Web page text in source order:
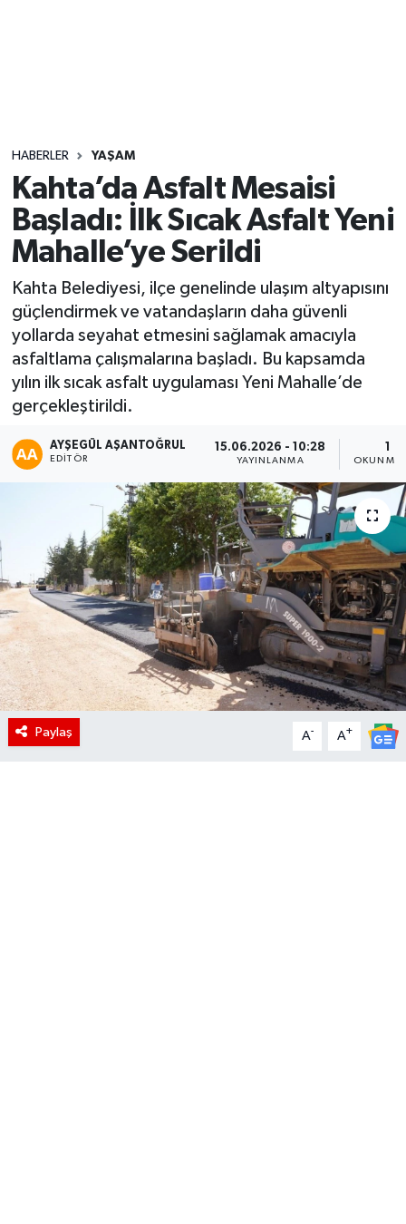
HABERLER YAŞAM
Kahta’da Asfalt Mesaisi
Başladı: İlk Sıcak Asfalt Yeni
Mahalle’ye Serildi
Kahta Belediyesi, ilçe genelinde ulaşım altyapısını
güçlendirmek ve vatandaşların daha güvenli
yollarda seyahat etmesini sağlamak amacıyla
asfaltlama çalışmalarına başladı. Bu kapsamda
yılın ilk sıcak asfalt uygulaması Yeni Mahalle’de
gerçekleştirildi.
AYŞEGÜL AŞANTOĞRUL
EDITÖR
15.06.2026 - 10:28
YAYINLANMA
1
OKUNMA
Paylaş A- A+
Yaşam